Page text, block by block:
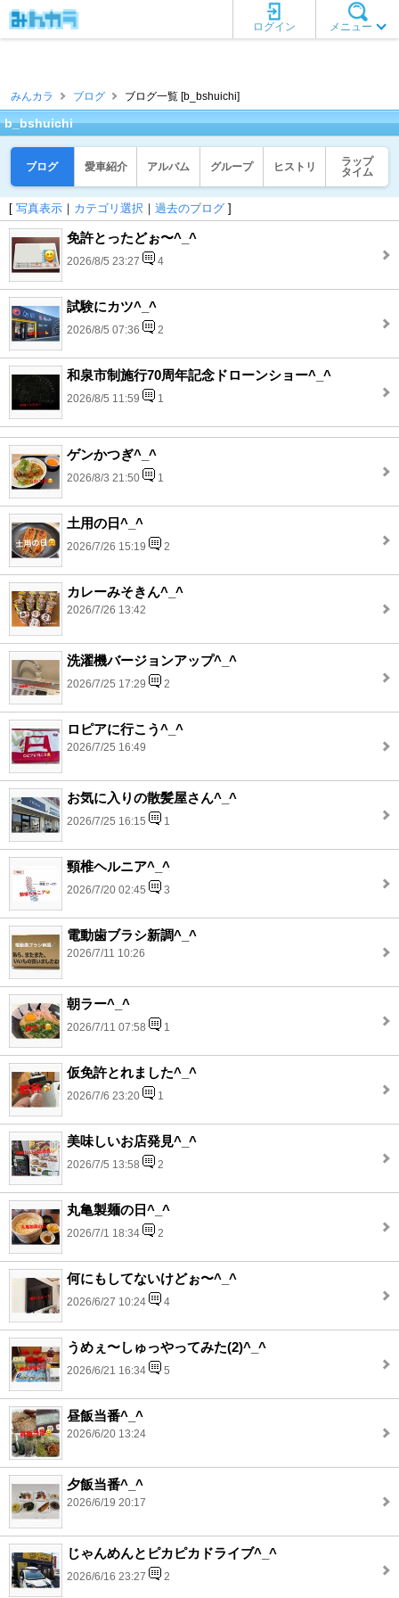
メニュー
ログイン
みんカラ ブログ ブログ一覧 [b_bshuichi]
b_bshuichi
ブログ 愛車紹介 アルバム グループ ヒストリ
ラップ
タイム
[ 写真表示 ｜ カテゴリ選択 ｜ 過去のブログ ]
免許とったどぉ〜^_^
2026/8/5 23:27 4
試験にカツ^_^
2026/8/5 07:36 2
和泉市制施行70周年記念ドローンショー^_^
2026/8/5 11:59 1
ゲンかつぎ^_^
2026/8/3 21:50 1
土用の日^_^
2026/7/26 15:19 2
カレーみそきん^_^
2026/7/26 13:42
洗濯機バージョンアップ^_^
2026/7/25 17:29 2
ロピアに行こう^_^
2026/7/25 16:49
お気に入りの散髪屋さん^_^
2026/7/25 16:15 1
頸椎ヘルニア^_^
2026/7/20 02:45 3
電動歯ブラシ新調^_^
2026/7/11 10:26
朝ラー^_^
2026/7/11 07:58 1
仮免許とれました^_^
2026/7/6 23:20 1
美味しいお店発見^_^
2026/7/5 13:58 2
丸亀製麺の日^_^
2026/7/1 18:34 2
何にもしてないけどぉ〜^_^
2026/6/27 10:24 4
うめぇ〜しゅっやってみた(2)^_^
2026/6/21 16:34 5
昼飯当番^_^
2026/6/20 13:24
夕飯当番^_^
2026/6/19 20:17
じゃんめんとピカピカドライブ^_^
2026/6/16 23:27 2